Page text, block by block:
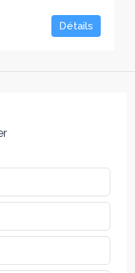
Détails